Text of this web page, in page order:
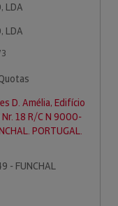
LDA
LDA
D. Amélia, Edifício
Nr. 18 R/C N 9000-
PORTUGAL.
- FUNCHAL